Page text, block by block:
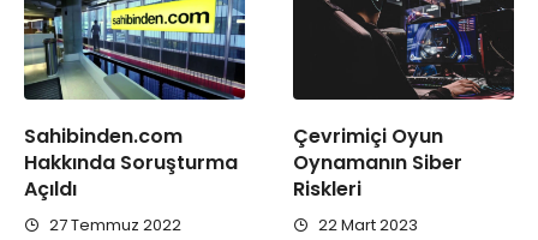
Sahibinden.com
Hakkında Soruşturma
Açıldı
27 Temmuz 2022
Çevrimiçi Oyun
Oynamanın Siber
Riskleri
22 Mart 2023